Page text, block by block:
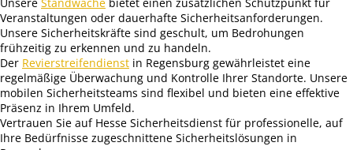
Veranstaltungen oder dauerhafte Sicherheitsanforderungen.
Unsere Sicherheitskräfte sind geschult, um Bedrohungen
frühzeitig zu erkennen und zu handeln.
Der Revierstreifendienst in Regensburg gewährleistet eine
regelmäßige Überwachung und Kontrolle Ihrer Standorte. Unsere
mobilen Sicherheitsteams sind flexibel und bieten eine effektive
Präsenz in Ihrem Umfeld.
Vertrauen Sie auf Hesse Sicherheitsdienst für professionelle, auf
Ihre Bedürfnisse zugeschnittene Sicherheitslösungen in